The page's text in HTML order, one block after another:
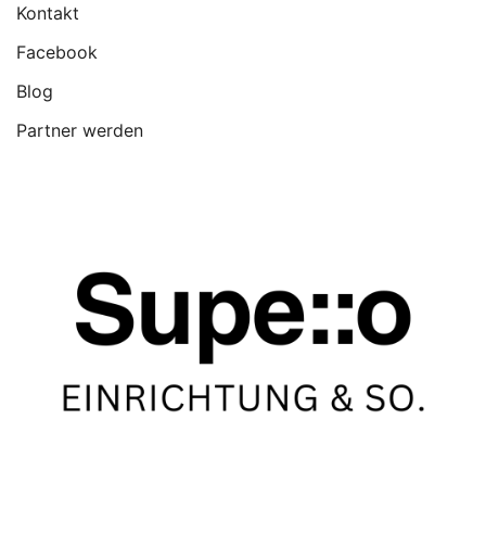
Kontakt
Facebook
Blog
Partner werden